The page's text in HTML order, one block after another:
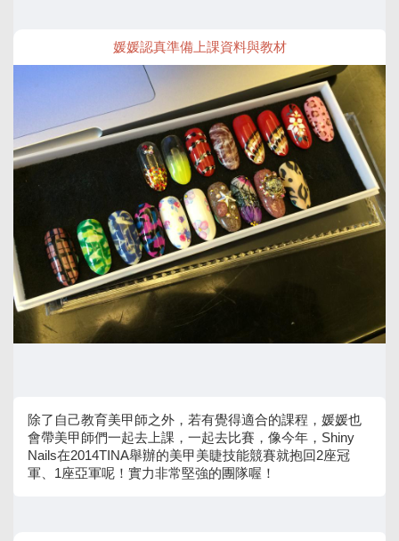
媛媛認真準備上課資料與教材
除了自己教育美甲師之外，若有覺得適合的課程，媛媛也
會帶美甲師們一起去上課，一起去比賽，像今年，Shiny
Nails在2014TINA舉辦的美甲美睫技能競賽就抱回2座冠
軍、1座亞軍呢！實力非常堅強的團隊喔！